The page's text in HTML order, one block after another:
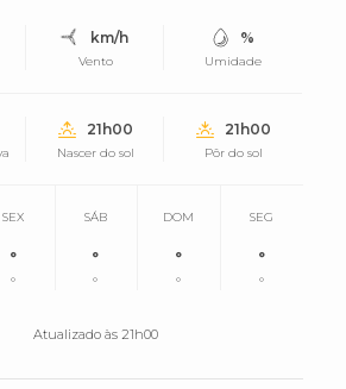
km/h
Vento
%
Umidade
21h00
Nascer do sol
21h00
Pôr do sol
SEX
°
°
SÁB
°
°
DOM
°
°
SEG
°
°
Atualizado às 21h00